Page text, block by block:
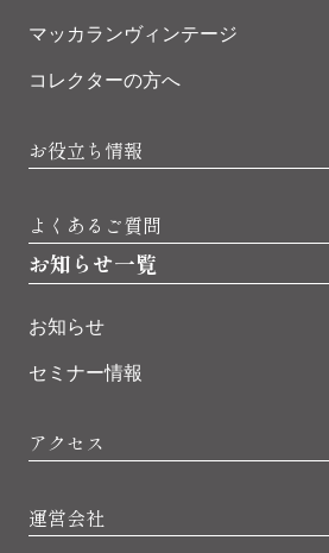
マッカランヴィンテージ
コレクターの方へ
お役立ち情報
よくあるご質問
お知らせ一覧
お知らせ
セミナー情報
アクセス
運営会社